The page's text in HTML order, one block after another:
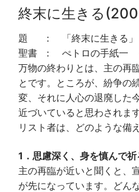
ヤ
終末に生きる
題 ： 「終末に生きる
聖書 ： ぺトロの手紙一
万物の終わりとは、主の再
とです。ところが、紛争の
変、それに人心の退廃した
近づいていると思わされま
リスト者は、どのような備
1．思慮深く、身を慎んで祈
主の再臨が近いと聞くと、
が先になっています。どん